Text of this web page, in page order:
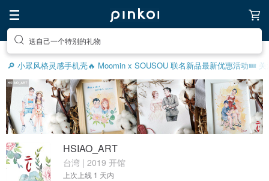
前往打造疗愈的放松生活
🔎 小眾风格灵感手机壳🔥 Moomin x SOUSOU 联名新品最新优惠活动🎟️ 关
HSIAO_ART
台湾 | 2019 开馆
上次上线 1 天内